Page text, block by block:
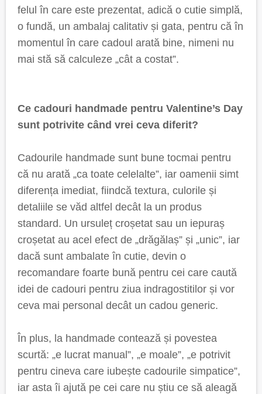
felul în care este prezentat, adică o cutie simplă,
o fundă, un ambalaj calitativ și gata, pentru că în
momentul în care cadoul arată bine, nimeni nu
mai stă să calculeze „cât a costat”.
Ce cadouri handmade pentru Valentine’s Day
sunt potrivite când vrei ceva diferit?
Cadourile handmade sunt bune tocmai pentru
că nu arată „ca toate celelalte”, iar oamenii simt
diferența imediat, fiindcă textura, culorile și
detaliile se văd altfel decât la un produs
standard. Un ursuleț croșetat sau un iepuraș
croșetat au acel efect de „drăgălaș” și „unic”, iar
dacă sunt ambalate în cutie, devin o
recomandare foarte bună pentru cei care caută
idei de cadouri pentru ziua indragostitilor și vor
ceva mai personal decât un cadou generic.
În plus, la handmade contează și povestea
scurtă: „e lucrat manual”, „e moale”, „e potrivit
pentru cineva care iubește cadourile simpatice”,
iar asta îi ajută pe cei care nu știu ce să aleagă